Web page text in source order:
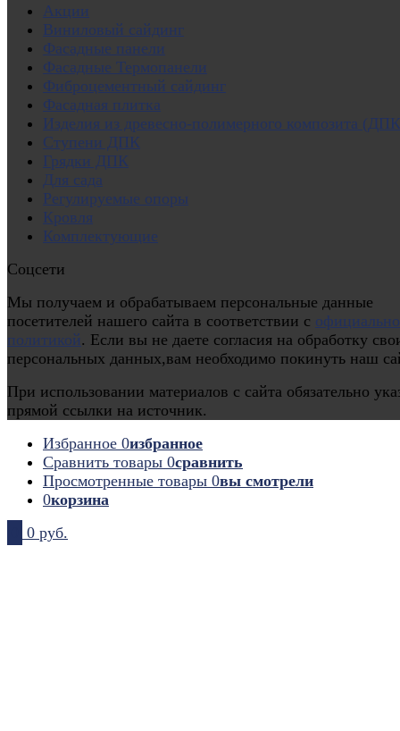
Акции
Виниловый сайдинг
Фасадные панели
Фасадные Термопанели
Фиброцементный сайдинг
Фасадная плитка
Изделия из древесно-полимерного композита
Ступени ДПК
Грядки ДПК
Для сада
Регулируемые опоры
Кровля
Комплектующие
Соцсети
Мы получаем и обрабатываем персональные данные
посетителей нашего сайта в соответствии с
политикой. Если вы не даете согласия на обработку
персональных данных,вам необходимо покинуть наш
При использовании материалов с сайта обязательно
прямой ссылки на источник.
Избранное 0избранное
Сравнить товары 0сравнить
Просмотренные товары 0вы смотрели
0корзина
0 руб.